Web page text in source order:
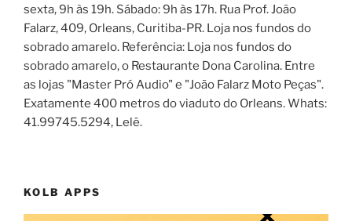
sexta, 9h às 19h. Sábado: 9h às 17h. Rua Prof. João
Falarz, 409, Orleans, Curitiba-PR. Loja nos fundos do
sobrado amarelo. Referência: Loja nos fundos do
sobrado amarelo, o Restaurante Dona Carolina. Entre
as lojas "Master Pró Audio" e "João Falarz Moto Peças".
Exatamente 400 metros do viaduto do Orleans. Whats:
41.99745.5294, Lelê.
KOLB APPS